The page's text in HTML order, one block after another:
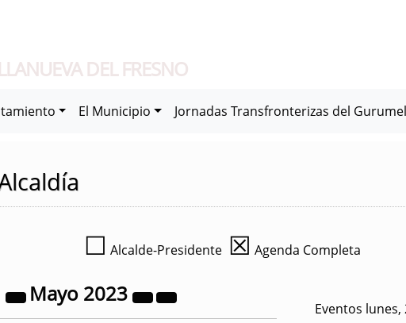
DEL FRESNO
El Municipio Jornadas Transfronterizas del
☐ Alcalde-Presidente ☒ Agenda Completa
Mayo 2023
Eventos lunes,